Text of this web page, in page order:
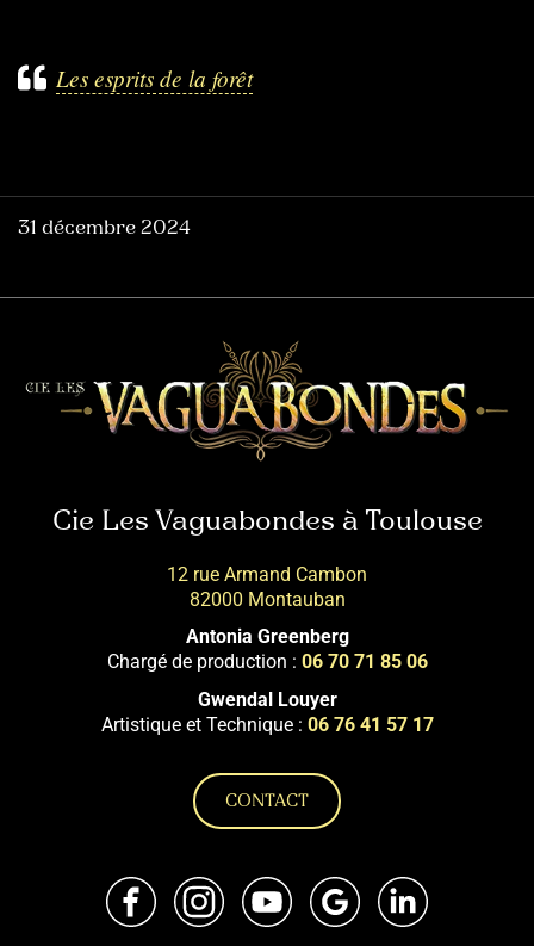
Les esprits de la forêt
31 décembre 2024
Cie Les Vaguabondes à Toulouse
12 rue Armand Cambon
82000 Montauban
Antonia Greenberg
Chargé de production : 06 70 71 85 06
Gwendal Louyer
Artistique et Technique : 06 76 41 57 17
CONTACT
FacebookInstagramYoutube Google